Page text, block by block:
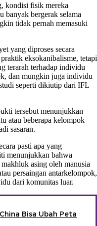
kondisi fisik mereka
banyak bergerak selama
tidak pernah memasuki
yang diproses secara
eksokanibalisme, tetapi
terarah terhadap individu
dan mungkin juga individu
seperti dikiutip dari IFL
tersebut menunjukkan
atau beberapa kelompok
sasaran.
pasti apa yang
menunjukkan bahwa
asing oleh manusia
persaingan antarkelompok,
dari komunitas luar.
Bisa Ubah Peta